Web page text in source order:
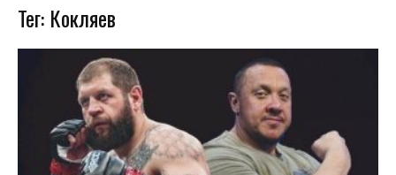
Тег: Кокляев